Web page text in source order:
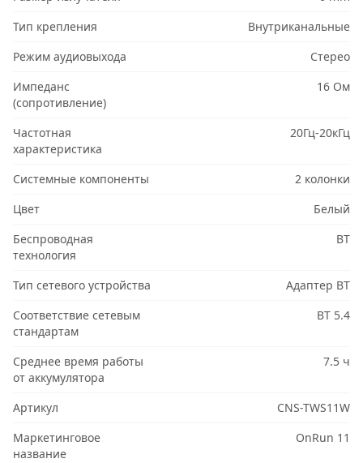
Тип крепления
Внутриканальные
Режим аудиовыхода
Стерео
Импеданс
(сопротивление)
16 Ом
Частотная
характеристика
20Гц-20кГц
Системные компоненты
2 колонки
Цвет
Белый
Беспроводная
технология
BT
Тип сетевого устройства
Адаптер BT
Соответствие сетевым
стандартам
BT 5.4
Среднее время работы
от аккумулятора
7.5 ч
Артикул
CNS-TWS11W
Маркетинговое
название
OnRun 11